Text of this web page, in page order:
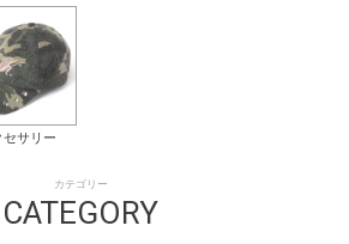
セサリー
カテゴリー
CATEGORY